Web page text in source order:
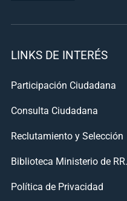
LINKS DE INTERÉS
Participación Ciudadana
Consulta Ciudadana
Reclutamiento y Selección
Biblioteca Ministerio de
Política de Privacidad